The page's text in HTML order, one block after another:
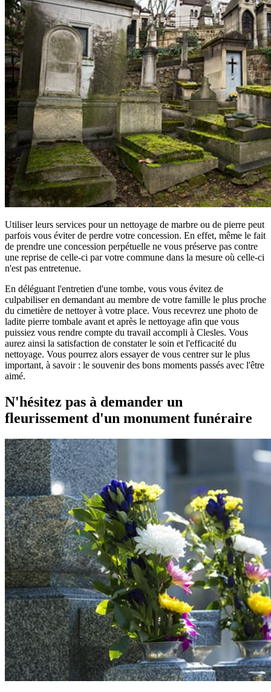
Utiliser leurs services pour un nettoyage de marbre ou de pierre peut
parfois vous éviter de perdre votre concession. En effet, même le fait
de prendre une concession perpétuelle ne vous préserve pas contre
une reprise de celle-ci par votre commune dans la mesure où celle-ci
n'est pas entretenue.
En déléguant l'entretien d'une tombe, vous vous évitez de
culpabiliser en demandant au membre de votre famille le plus proche
du cimetière de nettoyer à votre place. Vous recevrez une photo de
ladite pierre tombale avant et après le nettoyage afin que vous
puissiez vous rendre compte du travail accompli à Clesles. Vous
aurez ainsi la satisfaction de constater le soin et l'efficacité du
nettoyage. Vous pourrez alors essayer de vous centrer sur le plus
important, à savoir : le souvenir des bons moments passés avec l'être
aimé.
N'hésitez pas à demander un
fleurissement d'un monument funéraire